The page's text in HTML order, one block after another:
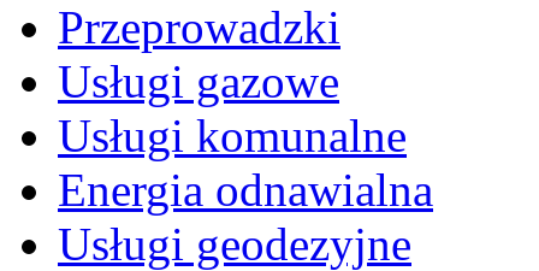
Przeprowadzki
Usługi gazowe
Usługi komunalne
Energia odnawialna
Usługi geodezyjne